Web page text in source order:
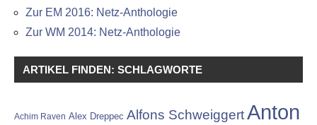
Zur EM 2016: Netz-Anthologie
Zur WM 2014: Netz-Anthologie
ARTIKEL FINDEN: SCHLAGWORTE
Achim Raven Alex Dreppec Alfons SchweiggertAnton